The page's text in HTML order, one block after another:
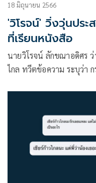
18 มิถุนายน 2566
'วิโรจน์' วิ่งวุ่นปร
ที่เรียนหนังสือ
นายวิโรจน์ ลักขณา​อดิศร​
ไกล ทวีตข้อความ ระบุว่า